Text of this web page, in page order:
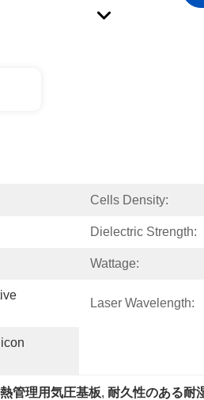
Cells Density:
Dielectric Strength:
Wattage:
Laser Wavelength:
熱管理用気圧基板, 耐久性のある耐